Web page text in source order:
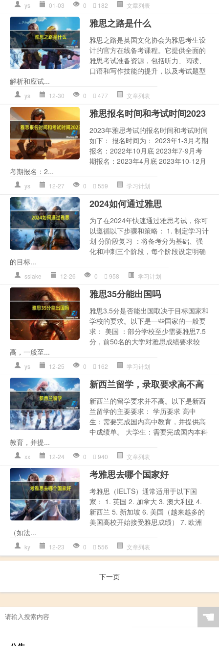
ys 01-03 0 182 文章列表
雅思之路是什么
雅思之路是英国文化协会为雅思考生设
计的官方在线备考课程。它提供全面的
雅思考试准备资源，包括听力、阅读、
口语和写作技能的提升，以及考试题型
解析和应试...
ys 12-30 0 477 文章列表
雅思报名时间和考试时间2023
2023年雅思考试的报名时间和考试时间
如下： 报名时间为： 2023年1-3月考期
报名：2022年10月底 2023年7-9月考
期报名：2023年4月底 2023年10-12月
考期报名：2...
ys 12-27 0 559 学习计划
2024如何通过雅思
为了在2024年快速通过雅思考试，你可
以遵循以下步骤和策略： 1. 制定学习计
划 分阶段复习 ：将备考分为基础、强
化和冲刺三个阶段，每个阶段设定明确
的目标...
sslake 12-26 0 958 学习计划
雅思35分能出国吗
雅思3.5分是否能出国取决于目标国家和
学校的要求。以下是一些国家的一般要
求： 美国 ：部分学校至少需要雅思7.5
分，前50名的大学对雅思成绩要求较
高，一般至...
ys 12-25 0 162 学习计划
新西兰留学，录取要求高不高
新西兰的留学要求并不高。以下是新西
兰留学的主要要求： 学历要求 高中
生：需要完成国内高中教育，并提供高
中成绩单。 大学生：需要完成国内本科
教育，并提...
xx 12-24 0 940 文章列表
考雅思去哪个国家好
考雅思（IELTS）通常适用于以下国
家： 1. 英国 2. 加拿大 3. 澳大利亚 4.
新西兰 5. 新加坡 6. 美国（越来越多的
美国高校开始接受雅思成绩） 7. 欧洲
（如法...
ky 12-23 0 556 文章列表
下一页
☚